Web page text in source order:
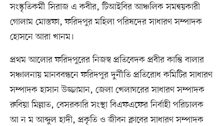
সংস্কৃতিকর্মী সিরাজ এ কবীর, টিআইবির আঞ্চলিক সমন্বয়কারী
গোলাম মোস্তফা, ফরিদপুর মহিলা পরিষদের সাধারণ সম্পাদক
হোসনে আরা খানম।
প্রথম আলোর ফরিদপুরের নিজস্ব প্রতিবেদক প্রবীর কান্তি বালার
সঞ্চালনায় মানববন্ধনে ফরিদপুর দুর্নীতি প্রতিরোধ কমিটির সাধারণ
সম্পাদক হাসান উজ্জামান, জেলা খেলাঘরের সাধারণ সম্পাদক
রুবিয়া মিল্লাত, বেসরকারি সংস্থা বিএফএফের নির্বাহী পরিচালক
আ ন ম আব্দুল হাদী, প্রকৃতি ও জীবন ক্লাবের সাধারণ সম্পাদক